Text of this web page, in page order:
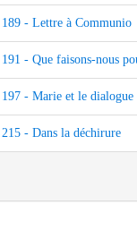
189 - Lettre à Communio
191 - Que faisons-nous
197 - Marie et le
215 - Dans la déchirure